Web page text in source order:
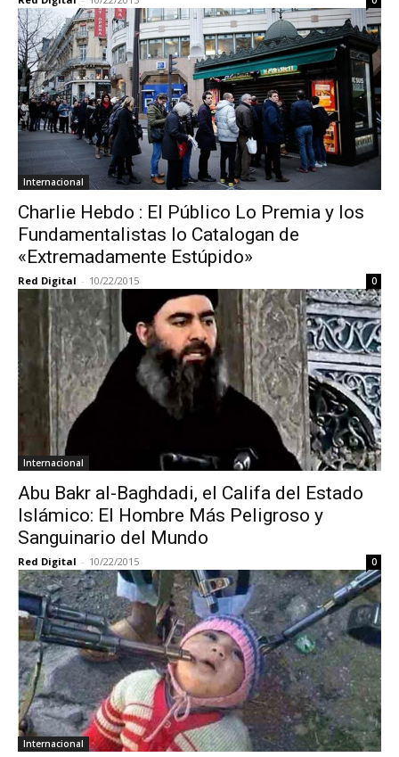
Internacional
Charlie Hebdo : El Público Lo Premia y los
Fundamentalistas lo Catalogan de
«Extremadamente Estúpido»
Red Digital - 10/22/2015 0
Internacional
Abu Bakr al-Baghdadi, el Califa del Estado
Islámico: El Hombre Más Peligroso y
Sanguinario del Mundo
Red Digital - 10/22/2015 0
Internacional